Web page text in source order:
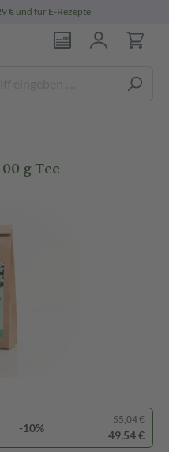
€ und für E-Rezepte
g Tee
-10%
55,04 €
49,54 €